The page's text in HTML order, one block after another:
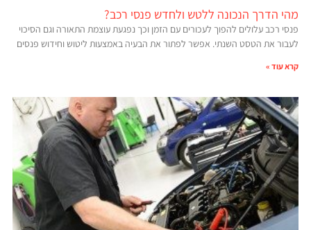
מהי הדרך הנכונה ללטש ולחדש פנסי רכב?
פנסי רכב עלולים להפוך לעכורים עם הזמן וכך נפגעת עוצמת התאורה וגם הסיכוי
לעבור את הטסט השנתי. אפשר לפתור את הבעיה באמצעות ליטוש וחידוש פנסים
קרא עוד »